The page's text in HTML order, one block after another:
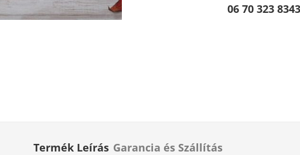
06 70 323
Termék Leírás Garancia és Szállítás